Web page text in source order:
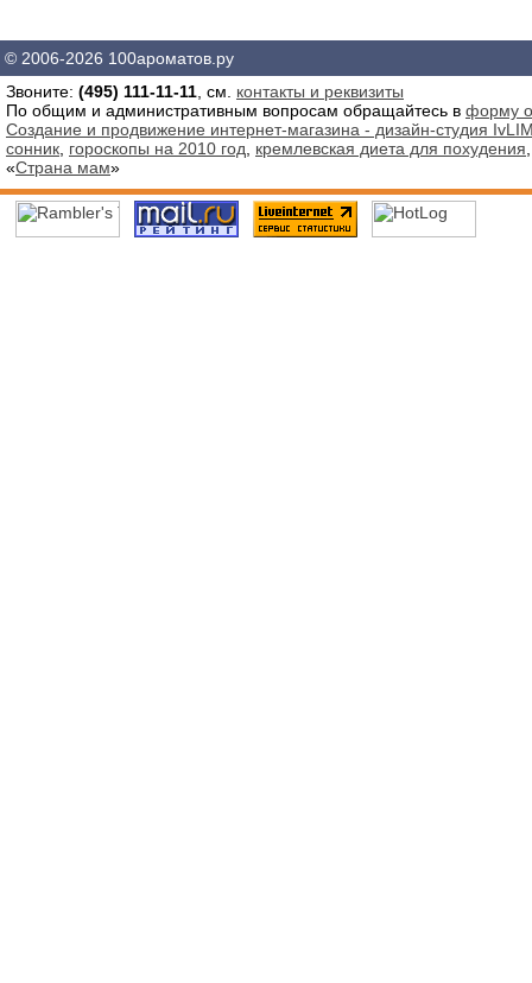
© 2006-2026 100ароматов.ру
Звоните: (495) 111-11-11 , см. контакты и реквизиты
По общим и административным вопросам обращайтесь в форму
Создание и продвижение интернет-магазина - дизайн-студия
сонник гороскопы на 2010 год кремлевская диета для похудения
«Страна мам»